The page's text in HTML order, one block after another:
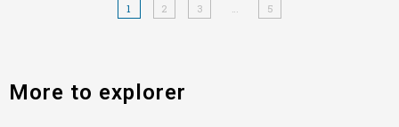
1 2 3 5
More to explorer